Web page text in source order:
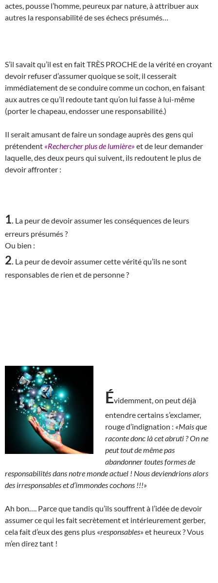
actes, pousse l’homme, peureux par nature, à attribuer aux
autres la responsabilité de ses échecs présumés…
S’il savait qu’il est en fait TRÈS PROCHE de la vérité en croyant
devoir refuser d’assumer quoique se soit, il cesserait
immédiatement de se conduire comme un cochon, en faisant
aux autres ce qu’il redoute tant qu’on lui fasse à lui-même
(porter le chapeau, endosser une responsabilité.)
Il serait amusant de faire un sondage auprès des gens qui
prétendent «Rechercher plus de lumière» et de leur demander
laquelle, des deux peurs qui suivent, ils redoutent le plus de
devoir affronter :
1 La peur de devoir assumer les conséquences de leurs
erreurs présumés ?
Ou bien :
2 La peur de devoir assumer cette vérité qu’ils ne sont
responsables de rien et de personne ?
Évidemment, on peut déjà
entendre certains s’exclamer,
rouge d’indignation : «Mais que
raconte donc là cet abruti ?On ne
peut tout de même pas
abandonner toutes formes de
responsabilités dans notre monde actuel ! Nous deviendrions alors
des irresponsables et d’immondes cochons !!!»
Ah bon…. Parce que tandis qu’ils souffrent à l’idée de devoir
assumer ce qui les fait secrètement et intérieurement gerber,
cela fait d’eux des gens plus «responsables» et heureux ? Vous
m’en direz tant !